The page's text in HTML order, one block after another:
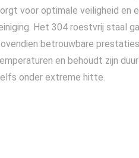
voor optimale veiligheid en
Het 304 roestvrij staal
betrouwbare
en behoudt zijn
onder extreme hitte.